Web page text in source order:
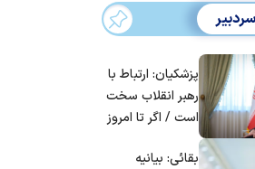
پزشکیان: ارتباط با
رهبر انقلاب سخت
است / اگر تا امروز
مردم ایران است
بقائی: بیانیه